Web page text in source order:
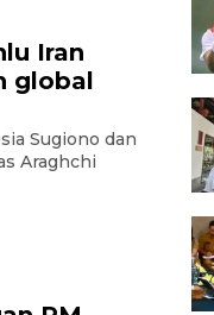
Iran
global
Sugiono dan
Araghchi